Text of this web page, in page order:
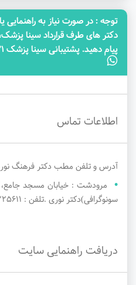
توجه‌ : در صورت نیاز به راهنمایی
پیام دهید. پشتیبانی سینا پزشک 09178810721 / 09301810721
اطلاعات تماس
آدرس و تلفن مطب دکتر فرهنگ
مرودشت : خیابان مسجد جامع،
سونوگرافی)دکتر نوری .تلفن : 43225611 - ۰۷۱ -- 43226421 - ۰۷۱
دریافت راهنمایی سایت